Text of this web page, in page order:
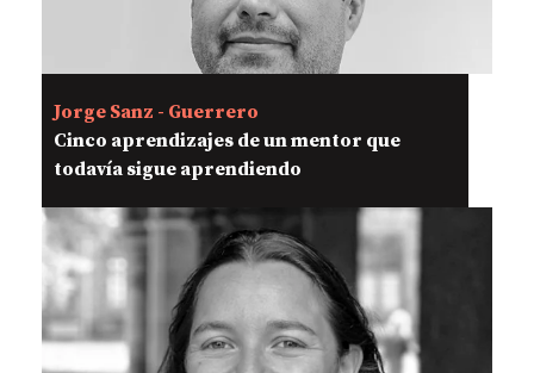
Jorge Sanz - Guerrero
Cinco aprendizajes de un mentor que
todavía sigue aprendiendo